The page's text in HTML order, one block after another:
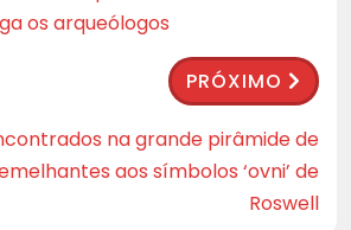
os arqueólogos
PRÓXIMO
na grande pirâmide de
aos símbolos ‘ovni’ de
Roswell